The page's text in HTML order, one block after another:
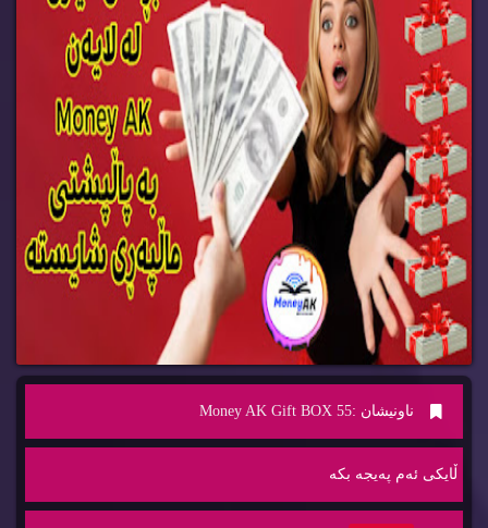
ناونیشان :Money AK Gift BOX 55
ڵایكی ئه‌م په‌یجه‌ بكه‌